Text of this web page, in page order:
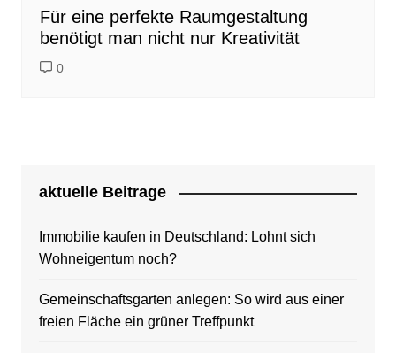
Für eine perfekte Raumgestaltung
benötigt man nicht nur Kreativität
0
aktuelle Beitrage
Immobilie kaufen in Deutschland: Lohnt sich
Wohneigentum noch?
Gemeinschaftsgarten anlegen: So wird aus einer
freien Fläche ein grüner Treffpunkt